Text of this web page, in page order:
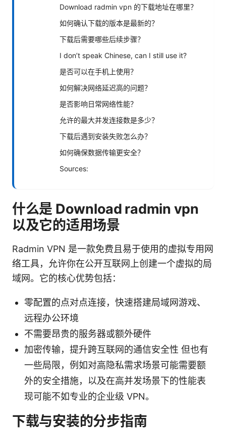
Download radmin vpn 的下载地址在哪里？
如何确认下载的版本是最新的？
下载后需要哪些后续步骤？
I don’t speak Chinese, can I still use it?
是否可以在手机上使用？
如何解决网络延迟高的问题？
是否影响日常网络性能？
允许的最大并发连接数是多少？
下载后遇到安装失败怎么办？
如何确保数据传输更安全？
Sources:
什么是 Download radmin vpn
以及它的适用场景
Radmin VPN 是一款免费且易于使用的虚拟专用网
络工具，允许你在公开互联网上创建一个虚拟的局
域网。它的核心优势包括：
零配置的点对点连接，快速搭建局域网游戏、
远程办公环境
不需要昂贵的服务器或额外硬件
加密传输，提升跨互联网的通信安全性 但也有
一些局限，例如对高隐私需求场景可能需要额
外的安全措施，以及在高并发场景下的性能表
现可能不如专业的企业级 VPN。
下载与安装的分步指南